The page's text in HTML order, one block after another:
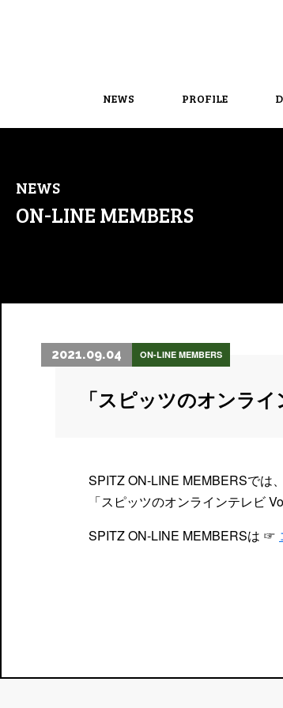
NEWS PROFILE
NEWS
ON-LINE MEMBERS
2021.09.04 ON-LINE MEMBERS
「スピッツのオンラ
SPITZ ON-LINE MEMBERSでは、
「スピッツのオンラインテレビ
SPITZ ON-LINE MEMBERSは ☞